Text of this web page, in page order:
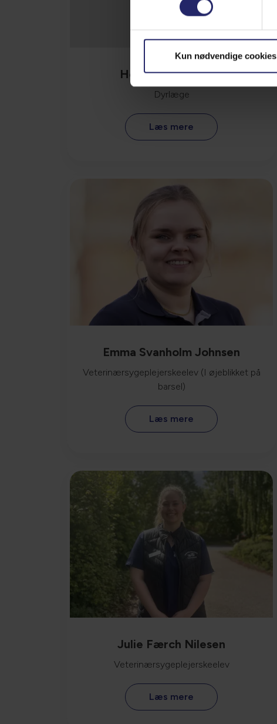
Kun nødvendige cookies
Helle Watson Kjær
Dyrlæge
Læs mere
Emma Svanholm Johnsen
Veterinærsygeplejerskeelev (I øjeblikket på
barsel)
Læs mere
Julie Færch Nilesen
Veterinærsygeplejerskeelev
Læs mere